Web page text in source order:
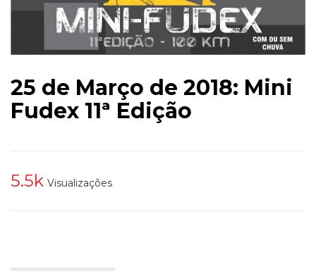
25 de Março de 2018: Mini
Fudex 11ª Edição
5.5k Visualizações